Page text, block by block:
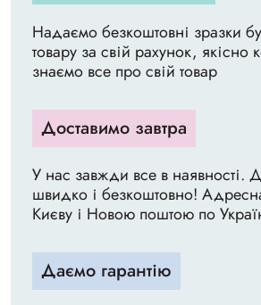
Надаємо безкоштовні зразки
товару за свій рахунок, якісно
знаємо все про свій товар
Доставимо завтра
У нас завжди все в наявності.
швидко і безкоштовно!
Києву і Новою поштою по
Даємо гарантію